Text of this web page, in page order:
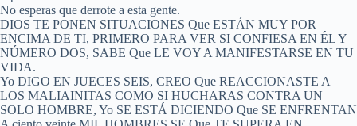
No esperas que derrote a esta gente.
DIOS TE PONEN SITUACIONES Que ESTÁN MUY POR
ENCIMA DE TI, PRIMERO PARA VER SI CONFIESA EN ÉL Y
NÚMERO DOS, SABE Que LE VOY A MANIFESTARSE EN TU
VIDA.
Yo DIGO EN JUECES SEIS, CREO Que REACCIONASTE A
LOS MALIAINITAS COMO SI HUCHARAS CONTRA UN
SOLO HOMBRE, Yo SE ESTÁ DICIENDO Que SE ENFRENTAN